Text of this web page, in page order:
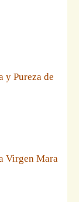
y Pureza de
Virgen Mara